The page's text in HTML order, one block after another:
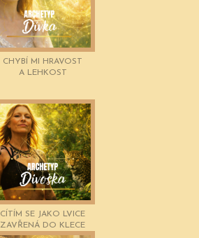
CHYBÍ MI HRAVOST
A LEHKOST
CÍTÍM SE JAKO LVICE
ZAVŘENÁ DO KLECE